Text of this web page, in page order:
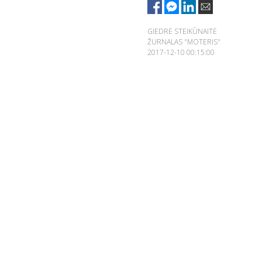
GIEDRĖ STEIKŪNAITĖ
ŽURNALAS "MOTERIS"
2017-12-10 00:15:00